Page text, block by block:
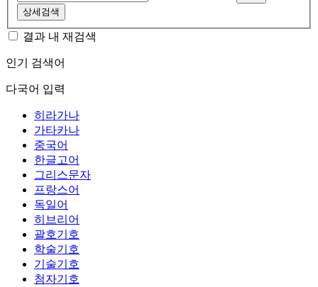
상세검색
결과 내 재검색
인기 검색어
다국어 입력
히라가나
가타카나
중국어
한글고어
그리스문자
프랑스어
독일어
히브리어
괄호기호
학술기호
기술기호
첨자기호